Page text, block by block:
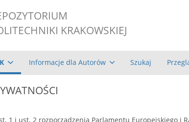
KRAKOWSKIEJ
Informacje dla Autorów Szukaj
1 i ust. 2 rozporządzenia Parlamentu Europejskiego i